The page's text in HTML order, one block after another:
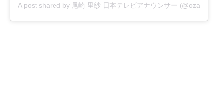
A post shared by 尾崎 里紗 日本テレビアナウンサー